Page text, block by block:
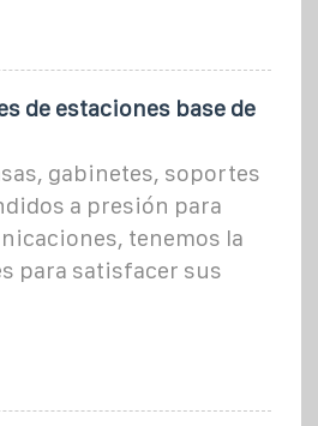
de estaciones base de
gabinetes, soportes
a presión para
tenemos la
para satisfacer sus